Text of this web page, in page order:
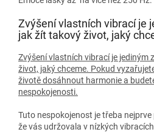
Zvýšení vlastních vibrací je
jak žít takový život, jaký
Zvýšení vlastních vibrací je jediným
život, jaký chceme. Pokud
životě dosáhnout harmonie a
nespokojenosti.
Tuto nespokojenost je třeba
že vás udržovala v nízkých